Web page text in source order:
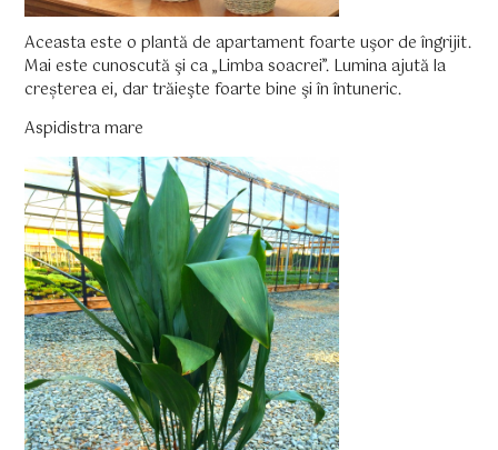
Aceasta este o plantă de apartament foarte uşor de îngrijit.
Mai este cunoscută şi ca „Limba soacrei”. Lumina ajută la
creșterea ei, dar trăieşte foarte bine şi în întuneric.
Aspidistra mare